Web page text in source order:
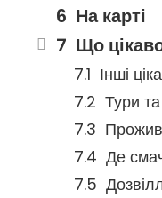
На карті
Що
Інші
Тури та
Де